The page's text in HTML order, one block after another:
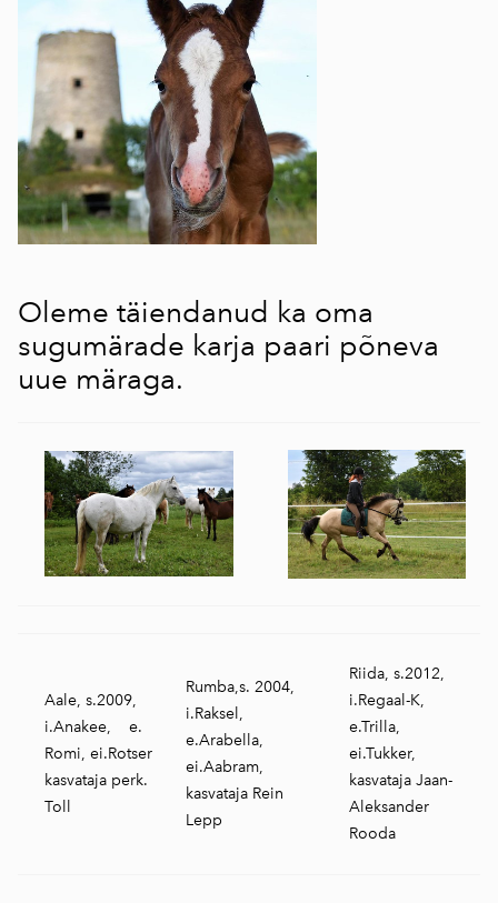
Oleme täiendanud ka oma
sugumärade karja paari põneva
uue märaga.
Aale, s.2009,
i.Anakee, e.
Romi, ei.Rotser
kasvataja perk.
Toll
Rumba,s. 2004,
i.Raksel,
e.Arabella,
ei.Aabram,
kasvataja Rein
Lepp
Riida, s.2012,
i.Regaal-K,
e.Trilla,
ei.Tukker,
kasvataja Jaan-
Aleksander
Rooda